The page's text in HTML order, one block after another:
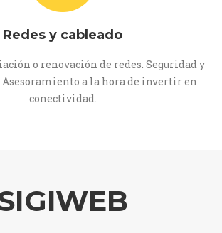
Redes y cableado
o renovación de redes. Seguridad y
a la hora de invertir en
conectividad.